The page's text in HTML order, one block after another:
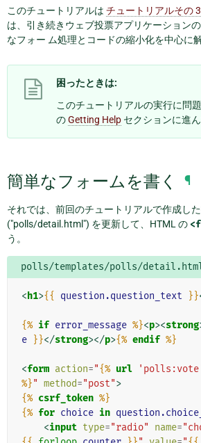
このチュートリアルは チュートリアルその 3
は、引き続きウェブ投票アプリケーション
なフォー ム処理とコードの縮小化を中心に
困ったときは:
このチュートリアルの実行に問
のGetting Help セクションに進
簡単なフォームを書く ¶
それでは、前回のチュートリアルで作成し
("polls/detail.html") を更新して、HTML の
う。
polls/templates/polls/
<h1>{{ question.question_text }}
{% if error_message %}<p><strong
e }}</strong></p>{% endif %}
<form action="{% url
%}" method="post">
{% csrf_token %}
{% for choice in
<input type="radio" name=